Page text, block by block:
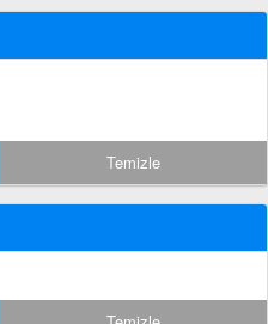
Temizle